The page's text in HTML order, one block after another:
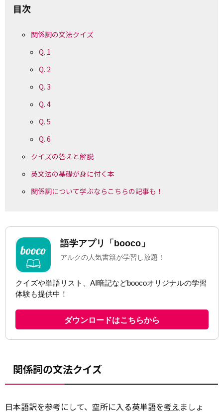
目次
関係詞の文法クイズ
Q. 1
Q. 2
Q. 3
Q. 4
Q. 5
Q. 6
クイズの答えと解説
英文法の基礎が身に付く本
関係詞について学ぶならこちらの記事も！
関係詞の文法クイズ
日本語訳を参考にして、空所に入る英単語を考えましょ